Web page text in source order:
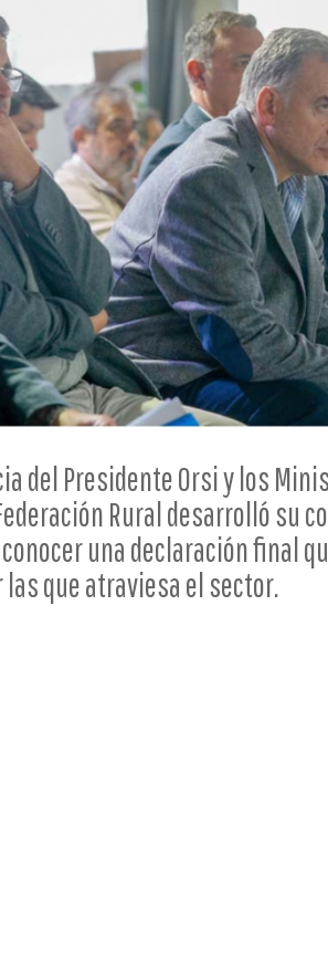
del Presidente Orsi y los
Rural desarrolló su
una declaración final
que atraviesa el sector.